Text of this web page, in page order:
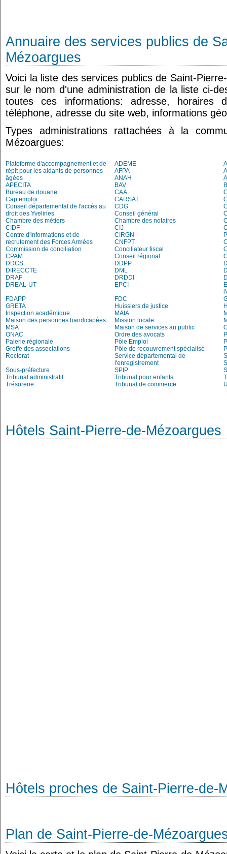
Annuaire des services publics de
Mézoargues
Voici la liste des services publics de Saint-
sur le nom d'une administration de la liste ci-
toutes ces informations: adresse, horaires
téléphone, adresse du site web, informations
Types administrations rattachées à la
Mézoargues:
Plateforme d'accompagnement et de
répit pour les aidants de personnes
âgées
ADEME
AFPA
ANAH
APECITA
BAV
Bureau de douane
CAA
Cap emploi
CARSAT
Conseil départemental de l'accès au
droit des Yvelines
CDG
Conseil général
Chambre des métiers
Chambre des notaires
CIDF
CIJ
Centre d'informations et de
recrutement des Forces Armées
CIRGN
CNFPT
Commission de conciliation
Conciliateur fiscal
CPAM
Conseil régional
DDCS
DDPP
DIRECCTE
DML
DRAF
DRDDI
DREAL-UT
EPCI
FDAPP
FDC
GRETA
Huissiers de justice
Inspection académique
MAIA
Maison des personnes handicapées
Mission locale
MSA
Maison de services au public
ONAC
Ordre des avocats
Paierie régionale
Pôle Emploi
Greffe des associations
Pôle de recouvrement spécialisé
Rectorat
Service départemental de
l'enregistrement
Sous-préfecture
SPIP
Tribunal administratif
Tribunal pour enfants
Trésorerie
Tribunal de commerce
Hôtels Saint-Pierre-de-Mézoargues
Hôtels proches de Saint-Pierre-de-
Plan de Saint-Pierre-de-